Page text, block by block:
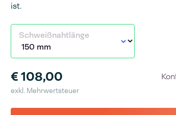
ist.
Schweißnahtlänge
€ 108,00
exkl. Mehrwertsteuer